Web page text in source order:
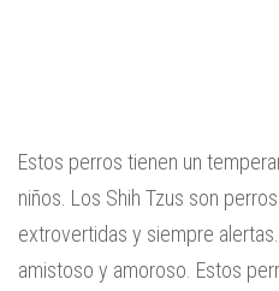
Estos perros tienen un
niños. Los Shih Tzus son
extrovertidas y siempre
amistoso y amoroso. Estos